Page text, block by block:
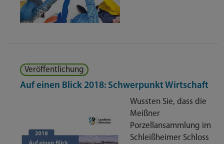
Veröffentlichung
Auf einen Blick 2018: Schwerpunkt Wirtschaft
Wussten Sie, dass die
Meißner
Porzellansammlung im
Schleißheimer Schloss